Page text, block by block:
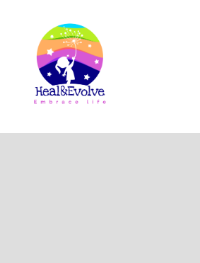
content